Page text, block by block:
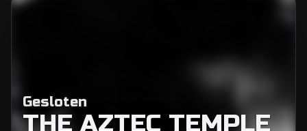
Gesloten
THE AZTEC TEMPLE